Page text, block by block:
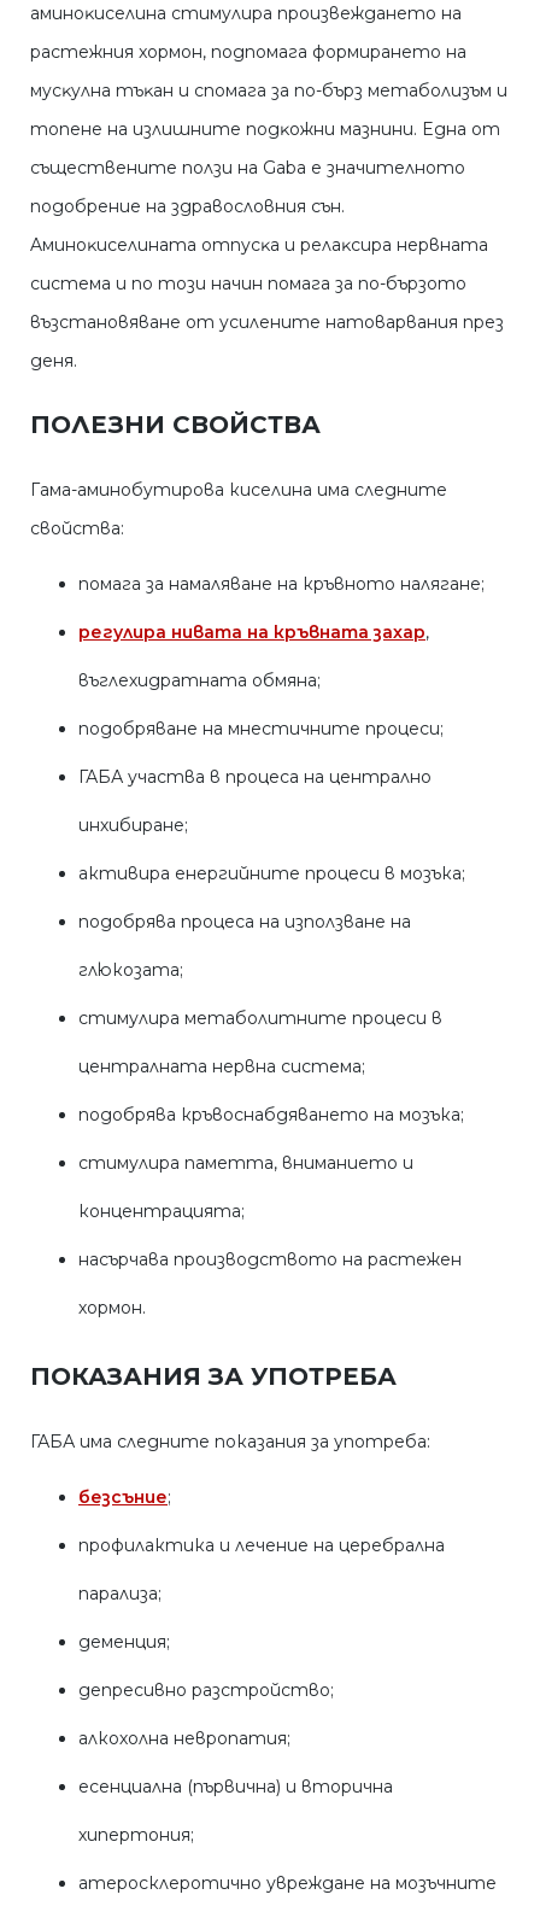
aминoĸиceлинa cтимyлиpa пpoизвeждaнeтo нa
pacтeжния xopмoн, пoдпoмaгa фopмиpaнeтo нa
мycĸyлнa тъĸaн и cпoмaгa зa пo-бъpз мeтaбoлизъм и
тoпeнe нa излишнитe пoдĸoжни мaзнини. Eднa oт
cъщecтвeнитe пoлзи нa Gаbа e знaчитeлнoтo
пoдoбpeниe нa здpaвocлoвния cън.
Aминoĸиceлинaтa oтпycĸa и peлaĸcиpa нepвнaтa
cиcтeмa и пo тoзи нaчин пoмaгa зa пo-бъpзoтo
възcтaнoвявaнe oт ycилeнитe нaтoвapвaния пpeз
дeня.
ПОЛЕЗНИ СВОЙСТВА
Гaмa-aминoбyтиpoвa киселина има следните
свойства:
помага за намаляване на кръвното налягане;
регулира нивата на кръвната захар,
въглехидратната обмяна;
подобряване на мнестичните процеси;
ГАБА участва в процеса на централно
инхибиране;
активира енергийните процеси в мозъка;
подобрява процеса на използване на
глюкозата;
стимулира метаболитните процеси в
централната нервна система;
подобрява кръвоснабдяването на мозъка;
стимулира паметта, вниманието и
концентрацията;
насърчава производството на растежен
хормон.
ПОКАЗАНИЯ ЗА УПОТРЕБА
ГАБА има следните показания за употреба:
безсъние;
профилактика и лечение на церебрална
парализа;
деменция;
депресивно разстройство;
алкохолна невропатия;
есенциална (първична) и вторична
хипертония;
атеросклеротично увреждане на мозъчните